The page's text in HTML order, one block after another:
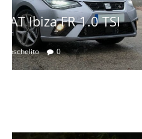
Pruebas
Probamos el